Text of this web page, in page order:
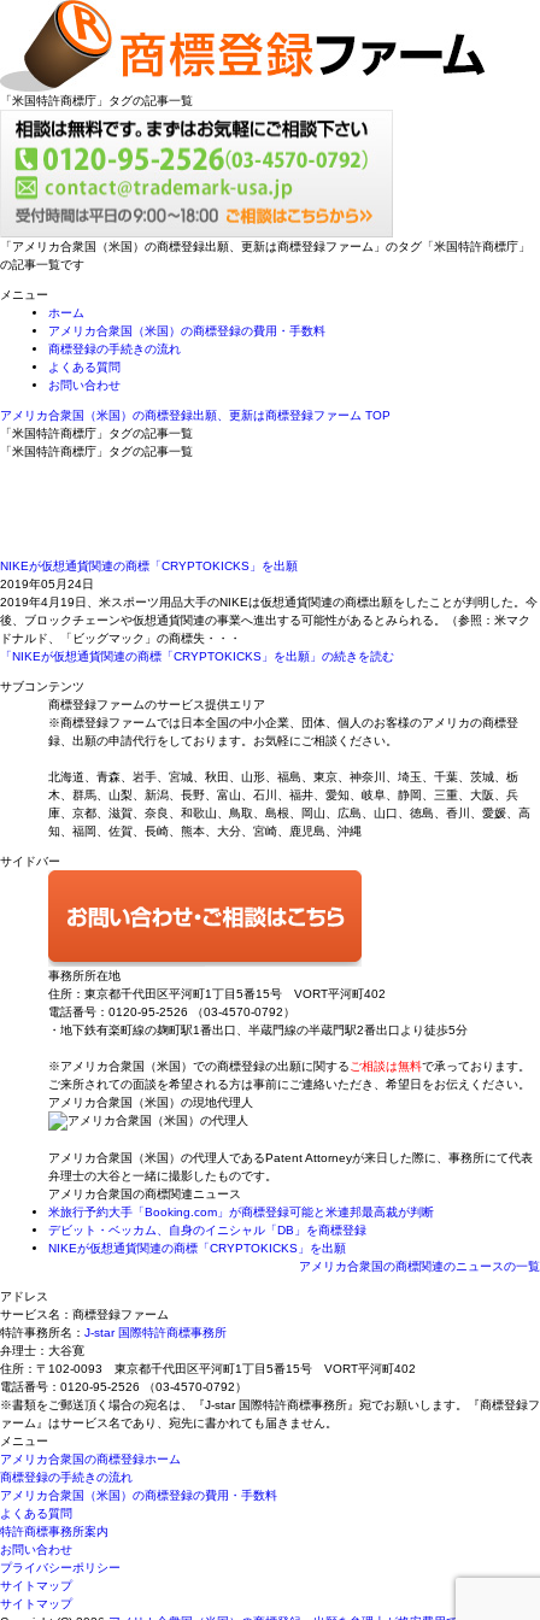
「米国特許商標庁」タグの記事一覧
「アメリカ合衆国（米国）の商標登録出願、更新は商標登録ファーム」のタグ「米国特許商標庁」
の記事一覧です
メニュー
ホーム
アメリカ合衆国（米国）の商標登録の費用・手数料
商標登録の手続きの流れ
よくある質問
お問い合わせ
アメリカ合衆国（米国）の商標登録出願、更新は商標登録ファーム TOP
「米国特許商標庁」タグの記事一覧
「米国特許商標庁」タグの記事一覧
NIKEが仮想通貨関連の商標「CRYPTOKICKS」を出願
2019年05月24日
2019年4月19日、米スポーツ用品大手のNIKEは仮想通貨関連の商標出願をしたことが判明した。今
後、ブロックチェーンや仮想通貨関連の事業へ進出する可能性があるとみられる。（参照：米マク
ドナルド、「ビッグマック」の商標失・・・
「NIKEが仮想通貨関連の商標「CRYPTOKICKS」を出願」の続きを読む
サブコンテンツ
商標登録ファームのサービス提供エリア
※商標登録ファームでは日本全国の中小企業、団体、個人のお客様のアメリカの商標登
録、出願の申請代行をしております。お気軽にご相談ください。
北海道、青森、岩手、宮城、秋田、山形、福島、東京、神奈川、埼玉、千葉、茨城、栃
木、群馬、山梨、新潟、長野、富山、石川、福井、愛知、岐阜、静岡、三重、大阪、兵
庫、京都、滋賀、奈良、和歌山、鳥取、島根、岡山、広島、山口、徳島、香川、愛媛、高
知、福岡、佐賀、長崎、熊本、大分、宮崎、鹿児島、沖縄
サイドバー
事務所所在地
住所：東京都千代田区平河町1丁目5番15号 VORT平河町402
電話番号：0120-95-2526 （03-4570-0792）
・地下鉄有楽町線の麹町駅1番出口、半蔵門線の半蔵門駅2番出口より徒歩5分
※アメリカ合衆国（米国）での商標登録の出願に関する ご相談は無料で承っております。
ご来所されての面談を希望される方は事前にご連絡いただき、希望日をお伝えください。
アメリカ合衆国（米国）の現地代理人
アメリカ合衆国（米国）の代理人であるPatent Attorneyが来日した際に、事務所にて代表
弁理士の大谷と一緒に撮影したものです。
アメリカ合衆国の商標関連ニュース
米旅行予約大手「Booking.com」が商標登録可能と米連邦最高裁が判断
デビット・ベッカム、自身のイニシャル「DB」を商標登録
NIKEが仮想通貨関連の商標「CRYPTOKICKS」を出願
アメリカ合衆国の商標関連のニュースの一覧
アドレス
サービス名：商標登録ファーム
特許事務所名： J-star 国際特許商標事務所
弁理士：大谷寛
住所：〒102-0093 東京都千代田区平河町1丁目5番15号 VORT平河町402
電話番号：0120-95-2526 （03-4570-0792）
※書類をご郵送頂く場合の宛名は、『J-star 国際特許商標事務所』宛でお願いします。『商標登録フ
ァーム』はサービス名であり、宛先に書かれても届きません。
メニュー
アメリカ合衆国の商標登録ホーム
商標登録の手続きの流れ
アメリカ合衆国（米国）の商標登録の費用・手数料
よくある質問
特許商標事務所案内
お問い合わせ
プライバシーポリシー
サイトマップ
サイトマップ